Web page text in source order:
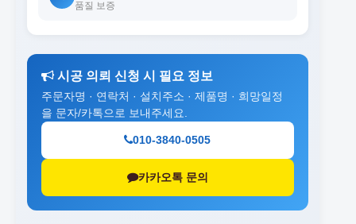
품질 보증
시공 의뢰 신청 시 필요 정보
주문자명 · 연락처 · 설치주소 · 제품명 · 희망일정
을 문자/카톡으로 보내주세요.
010-3840-0505
카카오톡 문의